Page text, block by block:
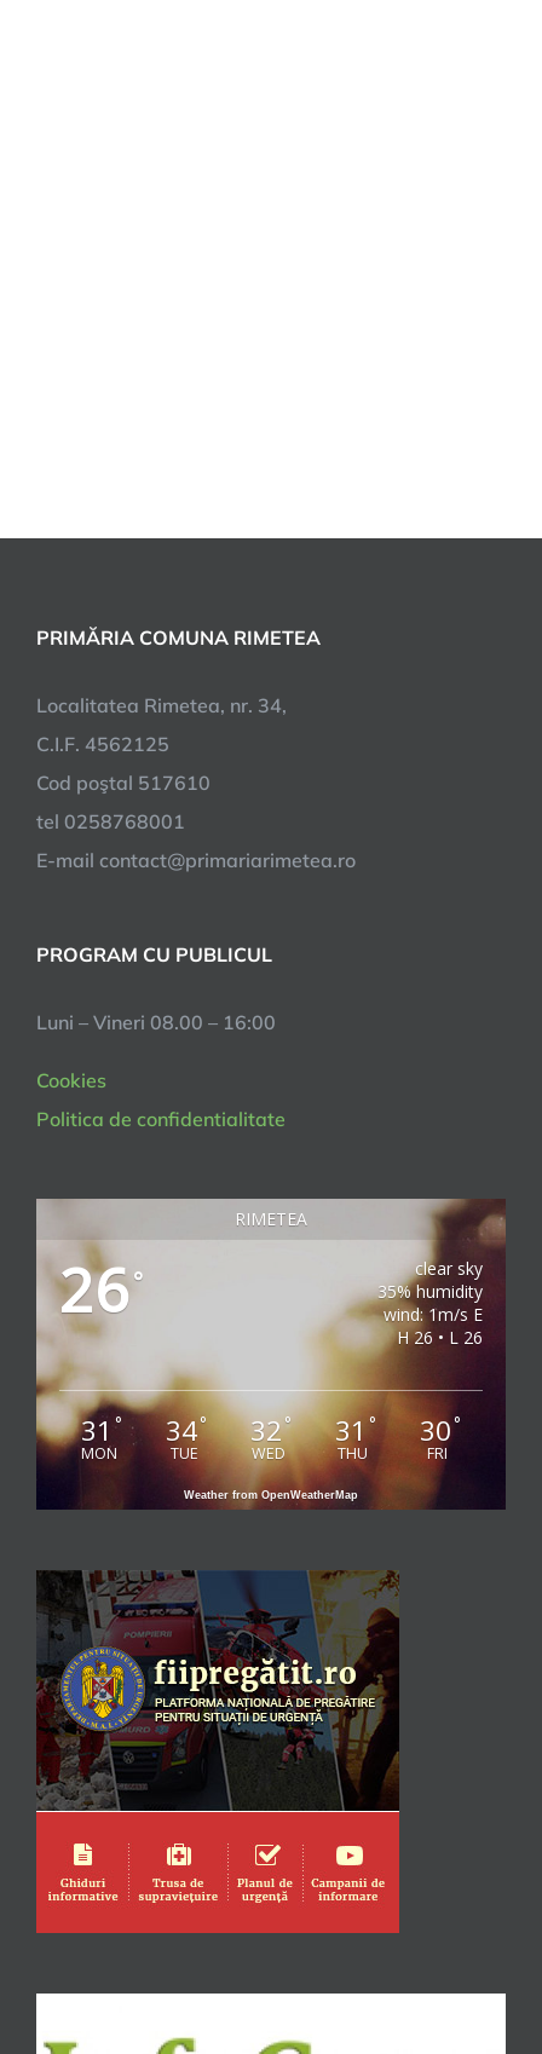
PRIMĂRIA COMUNA RIMETEA
Localitatea Rimetea, nr. 34,
C.I.F. 4562125
Cod poştal 517610
tel 0258768001
E-mail contact@primariarimetea.ro
PROGRAM CU PUBLICUL
Luni – Vineri 08.00 – 16:00
Cookies
Politica de confidentialitate
RIMETEA
26°
clear sky
35% humidity
wind: 1m/s E
H 26 • L 26
31 °
MON
34°
TUE
32°
WED
31°
THU
30°
FRI
Weather from OpenWeatherMap